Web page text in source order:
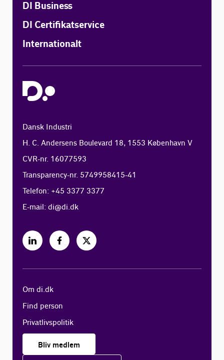
DI Business
DI Certifikatservice
Internationalt
Dansk Industri
H. C. Andersens Boulevard 18, 1553 København V
CVR-nr. 16077593
Transparency-nr. 5749958415-41
Telefon: +45 3377 3377
E-mail:di@di.dk
Om di.dk
Find person
Privatlivspolitik
Bliv medlem